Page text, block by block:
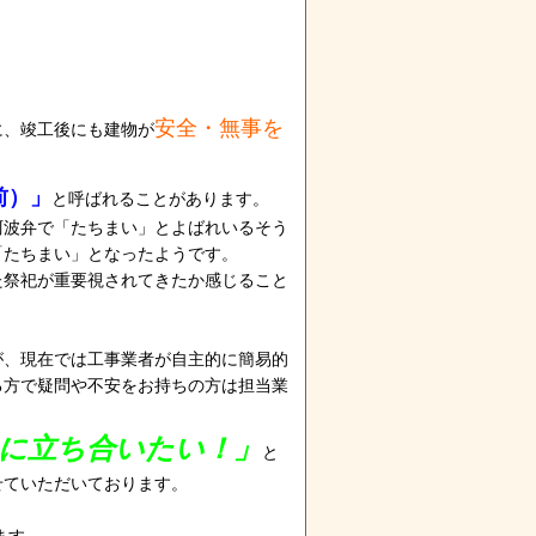
竣工後にも建物が安全・無事を
」
と呼ばれることがあります。
弁で「たちまい」とよばれいるそう
ちまい」となったようです。
祀が重要視されてきたか感じること
現在では工事業者が自主的に簡易的
で疑問や不安をお持ちの方は担当業
立ち合いたい！」
と
いただいております。